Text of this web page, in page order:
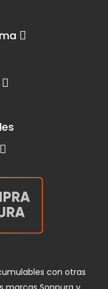
con otras